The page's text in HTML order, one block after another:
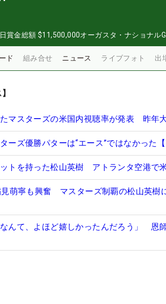
賞金総額 $11,500,000オーガスタ・ナショナル
ド 組み合せ ニュース ライブフォト 出
マスターズの米国内視聴率が発表 昨年
ーズ優勝パターは“エース”ではなかった
トを持った松山英樹 アトランタ空港で
萌寧も興奮 マスターズ制覇の松山英樹
なんて、よほど嬉しかったんだろう」 恩